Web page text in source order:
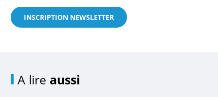
INSCRIPTION NEWSLETTER
A lire aussi